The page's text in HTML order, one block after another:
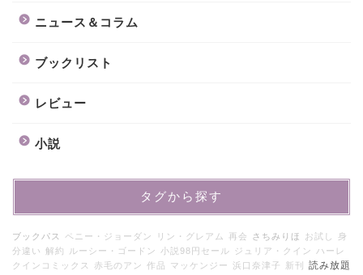
ニュース＆コラム
ブックリスト
レビュー
小説
タグから探す
ブックパス ペニー・ジョーダン リン・グレアム 再会 さちみりほ お試し
身
分違い
解約 ルーシー・ゴードン 小説98円セール ジュリア・クイン
ハーレ
クインコミックス
赤毛のアン 作品 マッケンジー 浜口奈津子 新刊
読み放題